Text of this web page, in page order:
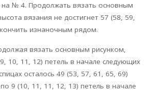
№ 4. Продолжать вязать основным
вязания не достигнет 57 (58, 59,
изнаночным рядом.
вязать основным рисунком,
10, 11, 12) петель в начале следующих
осталось 49 (53, 57, 61, 65, 69)
9 (10, 11, 11, 12, 13) петель в начале